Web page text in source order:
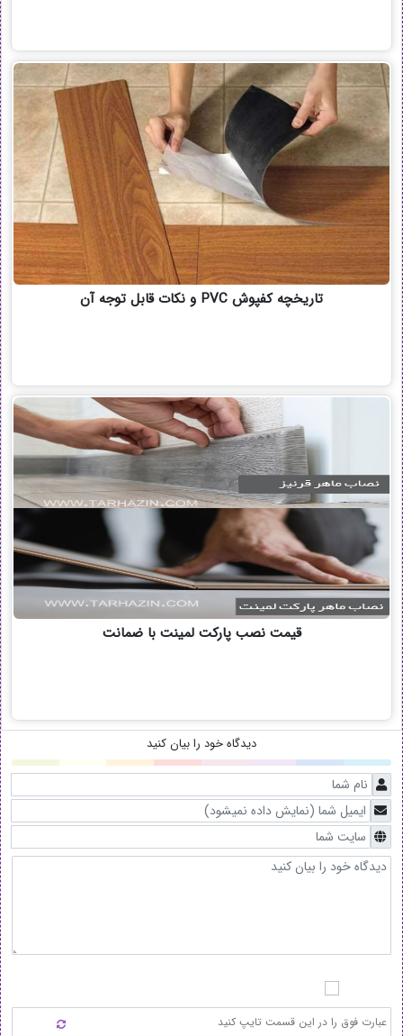
تاریخچه کفپوش PVC و نکات قابل توجه آن
قیمت نصب پارکت لمینت با ضمانت
دیدگاه خود را بیان کنید